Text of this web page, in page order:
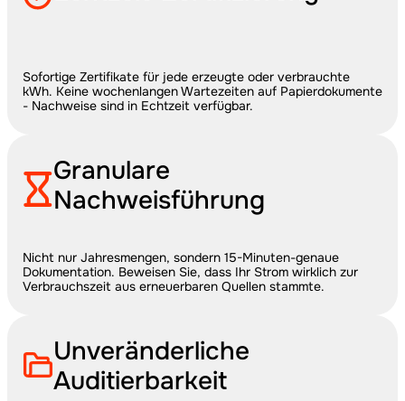
Sofortige Zertifikate für jede erzeugte oder verbrauchte
kWh. Keine wochenlangen Wartezeiten auf Papierdokumente
- Nachweise sind in Echtzeit verfügbar.
Granulare
Nachweisführung
Nicht nur Jahresmengen, sondern 15-Minuten-genaue
Dokumentation. Beweisen Sie, dass Ihr Strom wirklich zur
Verbrauchszeit aus erneuerbaren Quellen stammte.
Unveränderliche
Auditierbarkeit